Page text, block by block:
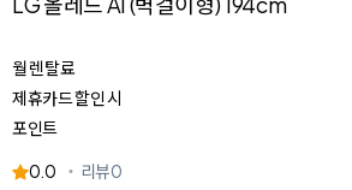
월 렌탈료
제휴카드 할인 시
포인트
0.0 리뷰0